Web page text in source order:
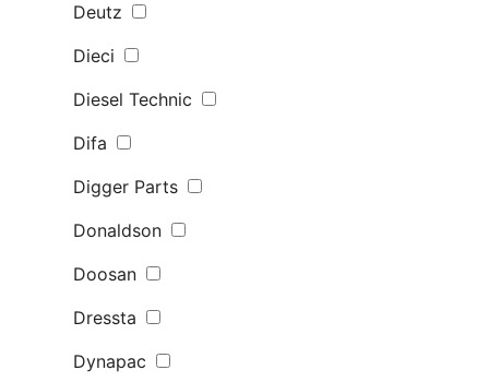
Deutz
Dieci
Diesel Technic
Difa
Digger Parts
Donaldson
Doosan
Dressta
Dynapac